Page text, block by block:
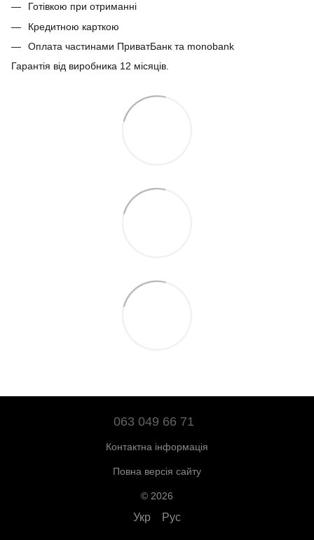
Готівкою при отриманні
Кредитною карткою
Оплата частинами ПриватБанк та monobank
Гарантія від виробника 12 місяців.
063 049 66 71
Контактна інформація
Повна версія сайту
© 2026
Укр Рус